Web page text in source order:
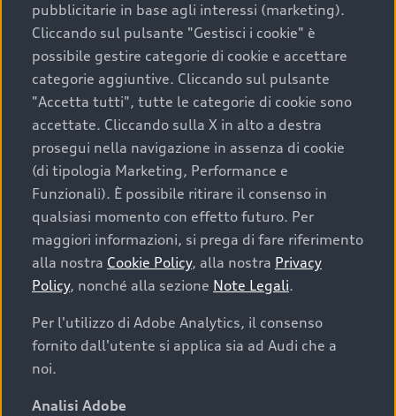
Scegliere un’auto usata è una decisione che coniuga
convenienza, affidabilità e sostenibilità. Per fare un
acquisto sicuro, è essenziale considerare aspetti
determinanti come la garanzia inclusa e l’affidabilità del
marchio. Audi offre l’auto usata perfetta tramite Audi
Prima Scelta :plus
Cosa sapere prima di
acquistare la tua prossima
auto
I requisiti fondamentali da considerare prima di
acquistare un’auto usata, oltre al prezzo e all'aspetto,
pubblicitarie in base agli interessi (marketing).
Cliccando sul pulsante "Gestisci i cookie" è
possibile gestire categorie di cookie e accettare
categorie aggiuntive. Cliccando sul pulsante
"Accetta tutti", tutte le categorie di cookie sono
accettate. Cliccando sulla X in alto a destra
prosegui nella navigazione in assenza di cookie
(di tipologia Marketing, Performance e
Funzionali). È possibile ritirare il consenso in
qualsiasi momento con effetto futuro. Per
maggiori informazioni, si prega di fare riferimento
alla nostra Cookie Policy, alla nostra Privacy
Policy, nonché alla sezione Note Legali.
Per l'utilizzo di Adobe Analytics, il consenso
fornito dall'utente si applica sia ad Audi che a
noi.
Analisi Adobe